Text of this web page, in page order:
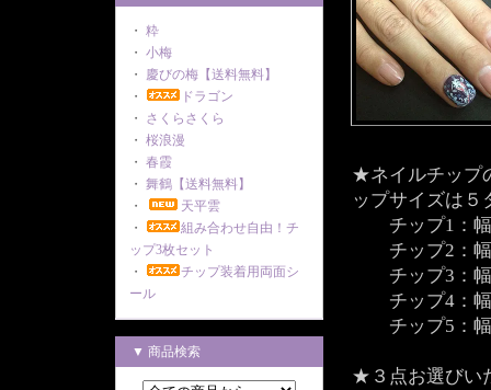
・ 粋
・ 小梅
・ 慶びの梅【送料無料】
・
ドラゴン
・ さくらさくら
・ 桜浪漫
・ 春霞
・ 舞鶴【送料無料】
・
天平雲
・
組み合わせ自由！チ
ップ3枚セット
・
チップ装着用両面シ
ール
▼ 商品検索
★ネイルチップ
ップサイズは５
チップ1：幅
チップ2：幅
チップ3：幅
チップ4：幅
チップ5：幅
★３点お選びい